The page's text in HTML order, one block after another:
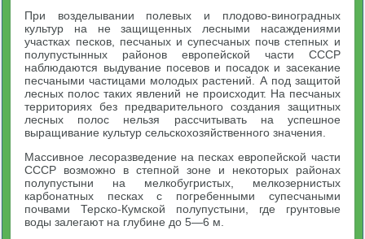
При возделывании полевых и плодово-виноградных
культур на не защищенных лесными насаждениями
участках песков, песчаных и супесчаных почв степных и
полупустынных районов европейской части СССР
наблюдаются выдувание посевов и посадок и засекание
песчаными частицами молодых растений. А под защитой
лесных полос таких явлений не происходит. На песчаных
территориях без предварительного создания защитных
лесных полос нельзя рассчитывать на успешное
выращивание культур сельскохозяйственного значения.
Массивное лесоразведение на песках европейской части
СССР возможно в степной зоне и некоторых районах
полупустыни на мелкобугристых, мелкозернистых
карбонатных песках с погребенными супесчаными
почвами Терско-Кумской полупустыни, где грунтовые
воды залегают на глубине до 5—6 м.